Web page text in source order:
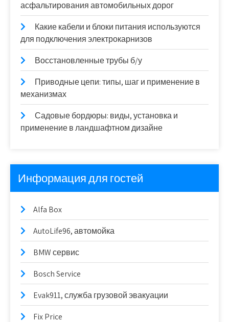
асфальтирования автомобильных дорог
Какие кабели и блоки питания используются
для подключения электрокарнизов
Восстановленные трубы б/у
Приводные цепи: типы, шаг и применение в
механизмах
Садовые бордюры: виды, установка и
применение в ландшафтном дизайне
Информация для гостей
Alfa Box
AutoLife96, автомойка
BMW сервис
Bosch Service
Evak911, служба грузовой эвакуации
Fix Price